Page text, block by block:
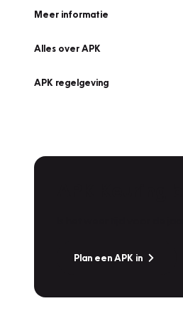
Meer informatie
Alles over APK
APK regelgeving
Plan een APK in